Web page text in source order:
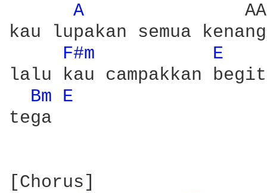
A
kau lupakan semua
F#m
E
lalu kau campakkan
Bm E
tega
[Chorus]